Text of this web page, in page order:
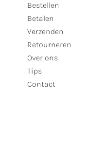
Bestellen
Betalen
Verzenden
Retourneren
Over ons
Tips
Contact